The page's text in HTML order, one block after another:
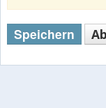
Speichern